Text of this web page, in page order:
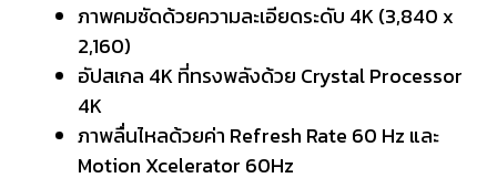
ภาพคมชัดด้วยความละเอียดระดับ 4K (3,840 x
2,160)
อัปสเกล 4K ที่ทรงพลังด้วย Crystal Processor
4K
ภาพลื่นไหลด้วยค่า Refresh Rate 60 Hz และ
Motion Xcelerator 60Hz